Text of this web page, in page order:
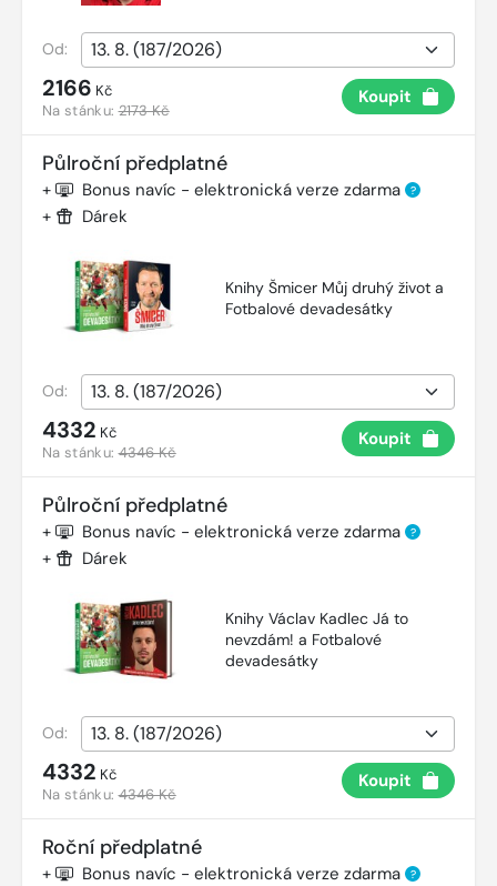
Od:
2166 Kč
Na stánku:2173 Kč
Koupit
Půlroční předplatné
+ Bonus navíc - elektronická verze zdarma ?
+ Dárek
Knihy Šmicer Můj druhý život a
Fotbalové devadesátky
Od:
4332 Kč
Na stánku:4346 Kč
Koupit
Půlroční předplatné
+ Bonus navíc - elektronická verze zdarma ?
+ Dárek
Knihy Václav Kadlec Já to
nevzdám! a Fotbalové
devadesátky
Od:
4332 Kč
Na stánku:4346 Kč
Koupit
Roční předplatné
+ Bonus navíc - elektronická verze zdarma ?